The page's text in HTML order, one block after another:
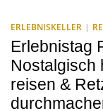
ERLEBNISKELLER
Erlebnistag
Nostalgisch
reisen &